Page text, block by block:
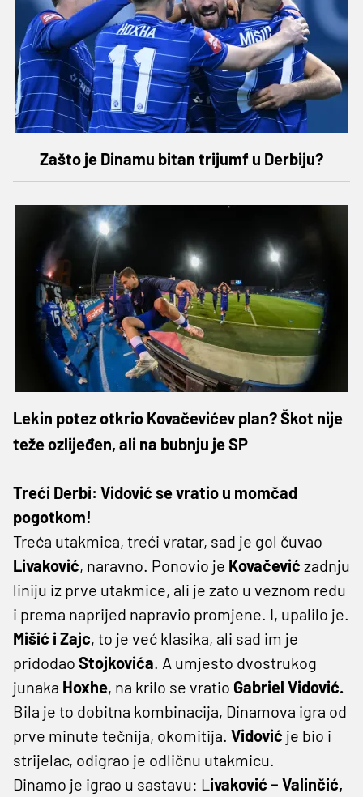
Zašto je Dinamu bitan trijumf u Derbiju?
Lekin potez otkrio Kovačevićev plan? Škot nije
teže ozlijeđen, ali na bubnju je SP
Treći Derbi: Vidović se vratio u momčad
pogotkom!
Treća utakmica, treći vratar, sad je gol čuvao
Livaković, naravno. Ponovio je Kovačević zadnju
liniju iz prve utakmice, ali je zato u veznom redu
i prema naprijed napravio promjene. I, upalilo je.
Mišić i Zajc, to je već klasika, ali sad im je
pridodao Stojkovića. A umjesto dvostrukog
junaka Hoxhe, na krilo se vratio Gabriel Vidović.
Bila je to dobitna kombinacija, Dinamova igra od
prve minute tečnija, okomitija. Vidović je bio i
strijelac, odigrao je odličnu utakmicu.
Dinamo je igrao u sastavu: Livaković – Valinčić,